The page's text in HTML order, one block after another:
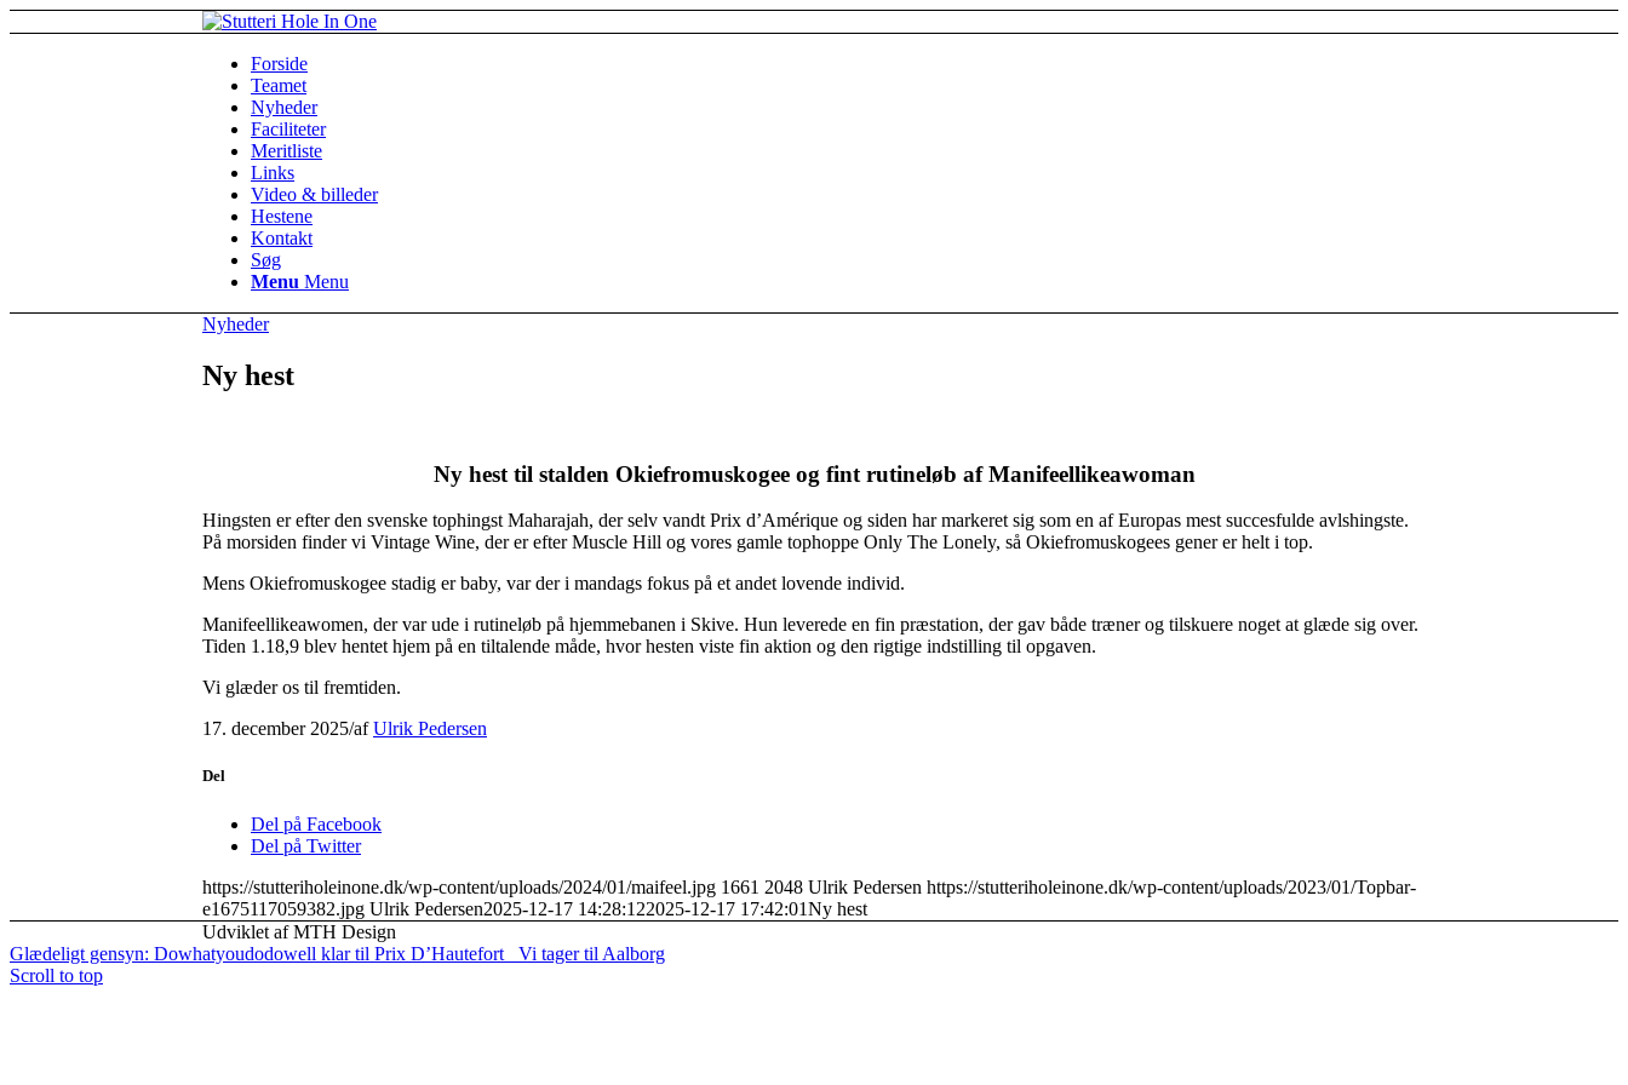
Forside
Teamet
Nyheder
Faciliteter
Meritliste
Links
Video & billeder
Hestene
Kontakt
Søg
Menu Menu
Nyheder
Ny hest
Ny hest til stalden Okiefromuskogee og fint rutineløb af Manifeellikeawoman
Hingsten er efter den svenske tophingst Maharajah, der selv vandt Prix d’Amérique og siden har markeret sig som en af Europas mest succesfulde avlshingste.
På morsiden finder vi Vintage Wine, der er efter Muscle Hill og vores gamle tophoppe Only The Lonely, så Okiefromuskogees gener er helt i top.
Mens Okiefromuskogee stadig er baby, var der i mandags fokus på et andet lovende individ.
Manifeellikeawomen, der var ude i rutineløb på hjemmebanen i Skive. Hun leverede en fin præstation, der gav både træner og tilskuere noget at glæde sig over.
Tiden 1.18,9 blev hentet hjem på en tiltalende måde, hvor hesten viste fin aktion og den rigtige indstilling til opgaven.
Vi glæder os til fremtiden.
17. december 2025/afUlrik Pedersen
Del
Del på Facebook
Del på Twitter
https://stutteriholeinone.dk/wp-content/uploads/2024/01/maifeel.jpg 1661 2048 Ulrik Pedersen https://stutteriholeinone.dk/wp-content/uploads/2023/01/Topbar-
e1675117059382.jpg Ulrik Pedersen2025-12-17 14:28:122025-12-17 17:42:01Ny hest
Udviklet af MTH Design
Glædeligt gensyn: Dowhatyoudodowell klar til Prix D’Hautefort
Vi tager til Aalborg
Scroll to top